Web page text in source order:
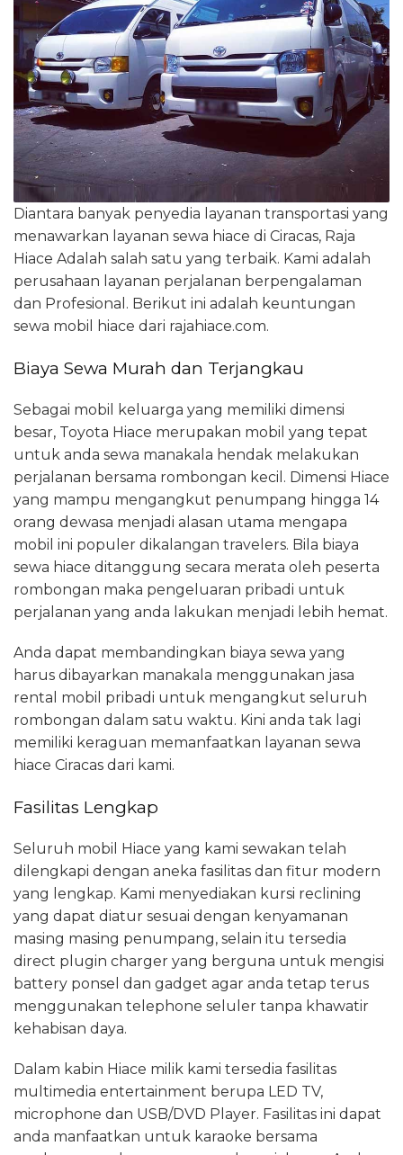
Diantara banyak penyedia layanan transportasi yang
menawarkan layanan sewa hiace di Ciracas, Raja
Hiace Adalah salah satu yang terbaik. Kami adalah
perusahaan layanan perjalanan berpengalaman
dan Profesional. Berikut ini adalah keuntungan
sewa mobil hiace dari rajahiace.com.
Biaya Sewa Murah dan Terjangkau
Sebagai mobil keluarga yang memiliki dimensi
besar, Toyota Hiace merupakan mobil yang tepat
untuk anda sewa manakala hendak melakukan
perjalanan bersama rombongan kecil. Dimensi Hiace
yang mampu mengangkut penumpang hingga 14
orang dewasa menjadi alasan utama mengapa
mobil ini populer dikalangan travelers. Bila biaya
sewa hiace ditanggung secara merata oleh peserta
rombongan maka pengeluaran pribadi untuk
perjalanan yang anda lakukan menjadi lebih hemat.
Anda dapat membandingkan biaya sewa yang
harus dibayarkan manakala menggunakan jasa
rental mobil pribadi untuk mengangkut seluruh
rombongan dalam satu waktu. Kini anda tak lagi
memiliki keraguan memanfaatkan layanan sewa
hiace Ciracas dari kami.
Fasilitas Lengkap
Seluruh mobil Hiace yang kami sewakan telah
dilengkapi dengan aneka fasilitas dan fitur modern
yang lengkap. Kami menyediakan kursi reclining
yang dapat diatur sesuai dengan kenyamanan
masing masing penumpang, selain itu tersedia
direct plugin charger yang berguna untuk mengisi
battery ponsel dan gadget agar anda tetap terus
menggunakan telephone seluler tanpa khawatir
kehabisan daya.
Dalam kabin Hiace milik kami tersedia fasilitas
multimedia entertainment berupa LED TV,
microphone dan USB/DVD Player. Fasilitas ini dapat
anda manfaatkan untuk karaoke bersama